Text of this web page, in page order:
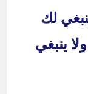
لك
ينبغي